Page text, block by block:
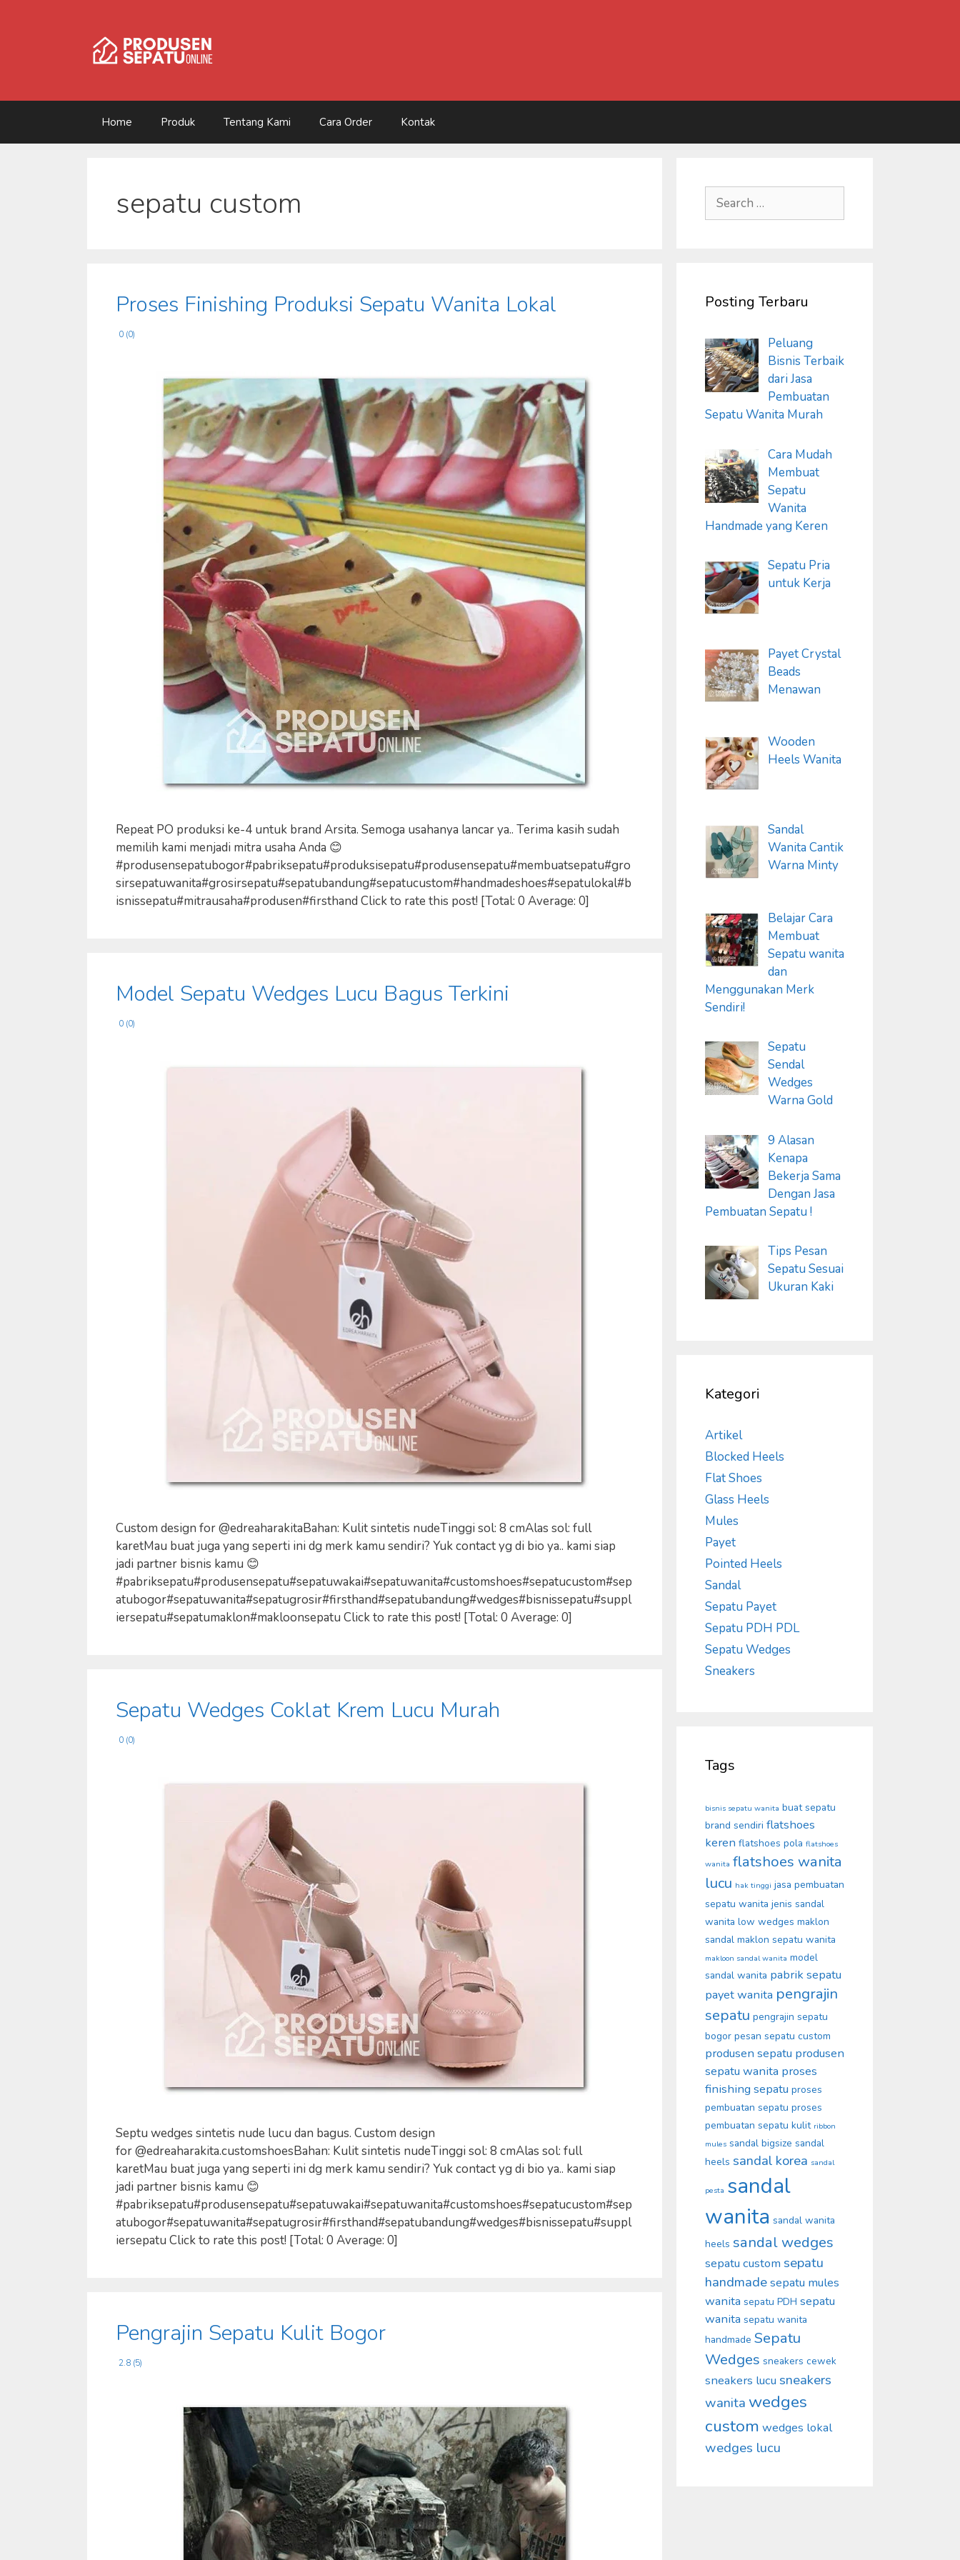
Home Produk Tentang Kami Cara Order Kontak
sepatu custom
Proses Finishing Produksi Sepatu Wanita Lokal
0 (0)
Repeat PO produksi ke-4 untuk brand Arsita. Semoga usahanya lancar ya.. Terima kasih sudah
memilih kami menjadi mitra usaha Anda 😊
#produsensepatubogor#pabriksepatu#produksisepatu#produsensepatu#membuatsepatu#gro
sirsepatuwanita#grosirsepatu#sepatubandung#sepatucustom#handmadeshoes#sepatulokal#b
isnissepatu#mitrausaha#produsen#firsthand Click to rate this post! [Total: 0 Average: 0]
Model Sepatu Wedges Lucu Bagus Terkini
0 (0)
Custom design for @edreaharakitaBahan: Kulit sintetis nudeTinggi sol: 8 cmAlas sol: full
karetMau buat juga yang seperti ini dg merk kamu sendiri? Yuk contact yg di bio ya.. kami siap
jadi partner bisnis kamu 😊
#pabriksepatu#produsensepatu#sepatuwakai#sepatuwanita#customshoes#sepatucustom#sep
atubogor#sepatuwanita#sepatugrosir#firsthand#sepatubandung#wedges#bisnissepatu#suppl
iersepatu#sepatumaklon#makloonsepatu Click to rate this post! [Total: 0 Average: 0]
Sepatu Wedges Coklat Krem Lucu Murah
0 (0)
Septu wedges sintetis nude lucu dan bagus. Custom design
for @edreaharakita.customshoesBahan: Kulit sintetis nudeTinggi sol: 8 cmAlas sol: full
karetMau buat juga yang seperti ini dg merk kamu sendiri? Yuk contact yg di bio ya.. kami siap
jadi partner bisnis kamu 😊
#pabriksepatu#produsensepatu#sepatuwakai#sepatuwanita#customshoes#sepatucustom#sep
atubogor#sepatuwanita#sepatugrosir#firsthand#sepatubandung#wedges#bisnissepatu#suppl
iersepatu Click to rate this post! [Total: 0 Average: 0]
Pengrajin Sepatu Kulit Bogor
2.8 (5)
Search
for:
Posting Terbaru
Peluang
Bisnis Terbaik
dari Jasa
Pembuatan
Sepatu Wanita Murah
Cara Mudah
Membuat
Sepatu
Wanita
Handmade yang Keren
Sepatu Pria
untuk Kerja
Payet Crystal
Beads
Menawan
Wooden
Heels Wanita
Sandal
Wanita Cantik
Warna Minty
Belajar Cara
Membuat
Sepatu wanita
dan
Menggunakan Merk
Sendiri!
Sepatu
Sendal
Wedges
Warna Gold
9 Alasan
Kenapa
Bekerja Sama
Dengan Jasa
Pembuatan Sepatu !
Tips Pesan
Sepatu Sesuai
Ukuran Kaki
Kategori
Artikel
Blocked Heels
Flat Shoes
Glass Heels
Mules
Payet
Pointed Heels
Sandal
Sepatu Payet
Sepatu PDH PDL
Sepatu Wedges
Sneakers
Tags
bisnis sepatu wanita buat sepatu
brand sendiri flatshoes
keren flatshoes pola flatshoes
wanita flatshoes wanita
lucu hak tinggi jasa pembuatan
sepatu wanita jenis sandal
wanita low wedges maklon
sandal maklon sepatu wanita
makloon sandal wanita model
sandal wanita pabrik sepatu
payet wanita pengrajin
sepatu pengrajin sepatu
bogor pesan sepatu custom
produsen sepatu produsen
sepatu wanita proses
finishing sepatu proses
pembuatan sepatu proses
pembuatan sepatu kulit ribbon
mules sandal bigsize sandal
heels sandal korea sandal
pesta sandal
wanita sandal wanita
heels sandal wedges
sepatu custom sepatu
handmadesepatu mules
wanita sepatu PDH sepatu
wanita sepatu wanita
handmade Sepatu
Wedges sneakers cewek
sneakers lucu sneakers
wanita wedges
custom wedges lokal
wedges lucu